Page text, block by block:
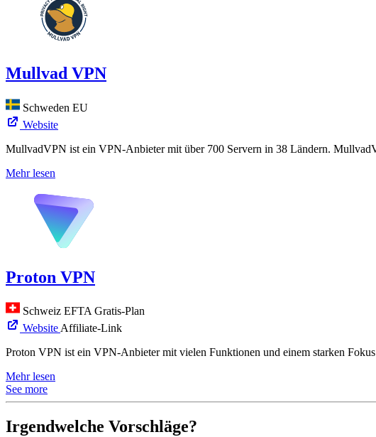
Mullvad VPN
Schweden EU
Website
MullvadVPN ist ein VPN-Anbieter mit über 700 Servern in 38 Ländern.
Mehr lesen
Proton VPN
Schweiz EFTAGratis-Plan
WebsiteAffiliate-Link
Proton VPN ist ein VPN-Anbieter mit vielen Funktionen und einem starken
Mehr lesen
See more
Irgendwelche Vorschläge?